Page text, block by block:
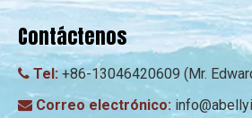
Contáctenos
 Tel: +86-13046420609 (Mr.
 Correo electrónico: